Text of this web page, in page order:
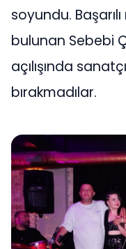
soyundu.
bulunan Sebebi
açılışında
bırakmadılar.